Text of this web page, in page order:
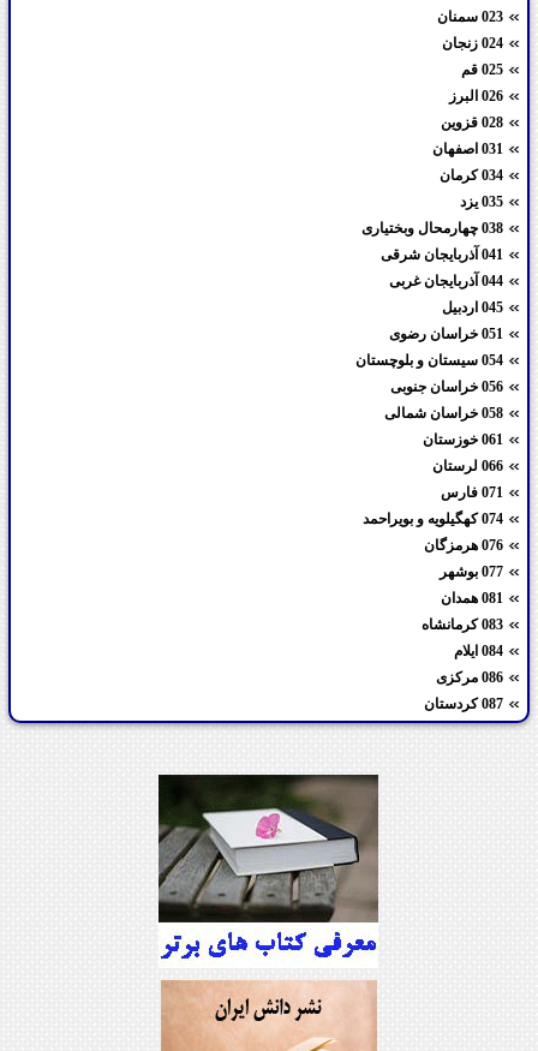
023 سمنان
024 زنجان
025 قم
026 البرز
028 قزوین
031 اصفهان
034 کرمان
035 یزد
038 چهارمحال وبختیاری
041 آذربایجان شرقی
044 آذربایجان غربی
045 اردبیل
051 خراسان رضوی
054 سیستان و بلوچستان
056 خراسان جنوبی
058 خراسان شمالی
061 خوزستان
066 لرستان
071 فارس
074 کهگیلویه و بویراحمد
076 هرمزگان
077 بوشهر
081 همدان
083 کرمانشاه
084 ایلام
086 مرکزی
087 کردستان